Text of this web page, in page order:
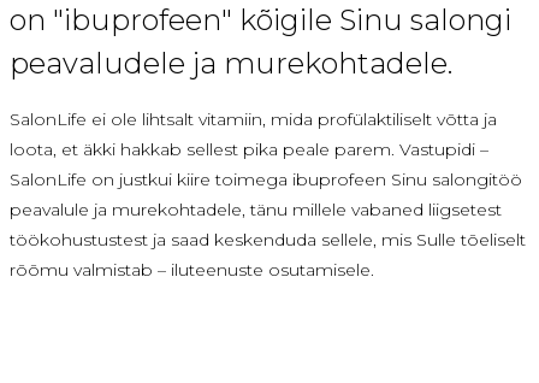
on "ibuprofeen" kõigile Sinu salongi
peavaludele ja murekohtadele.
SalonLife ei ole lihtsalt vitamiin, mida profülaktiliselt võtta ja
loota, et äkki hakkab sellest pika peale parem. Vastupidi –
SalonLife on justkui kiire toimega ibuprofeen Sinu salongitöö
peavalule ja murekohtadele, tänu millele vabaned liigsetest
töökohustustest ja saad keskenduda sellele, mis Sulle tõeliselt
rõõmu valmistab – iluteenuste osutamisele.